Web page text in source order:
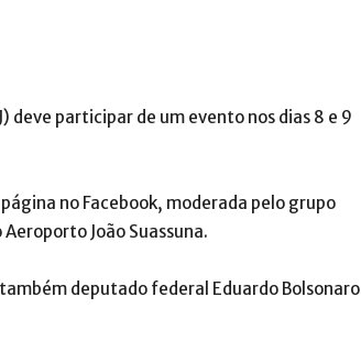
deve participar de um evento nos dias 8 e 9
no Facebook, moderada pelo grupo
João Suassuna.
deputado federal Eduardo Bolsonaro